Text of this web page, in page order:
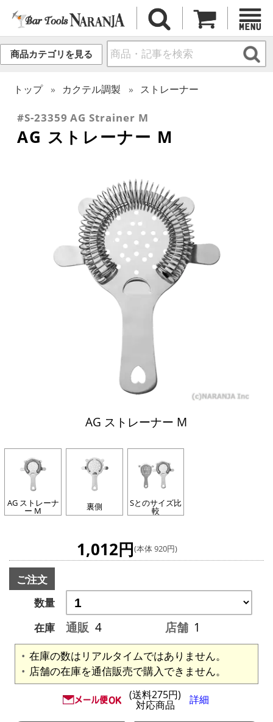
商品カテゴリを見る
トップ カクテル調製 ストレーナー
#S-23359 AG Strainer M
AG ストレーナー M
AG ストレーナー M
AG ストレーナ
ー M 裏側 Sとのサイズ比
較
1,012円(本体 920円)
ご注文
数量
在庫
通販 4 店舗 1
在庫の数はリアルタイムではありません。
店舗の在庫を通信販売で購入できません。
(送料275円)
対応商品 詳細